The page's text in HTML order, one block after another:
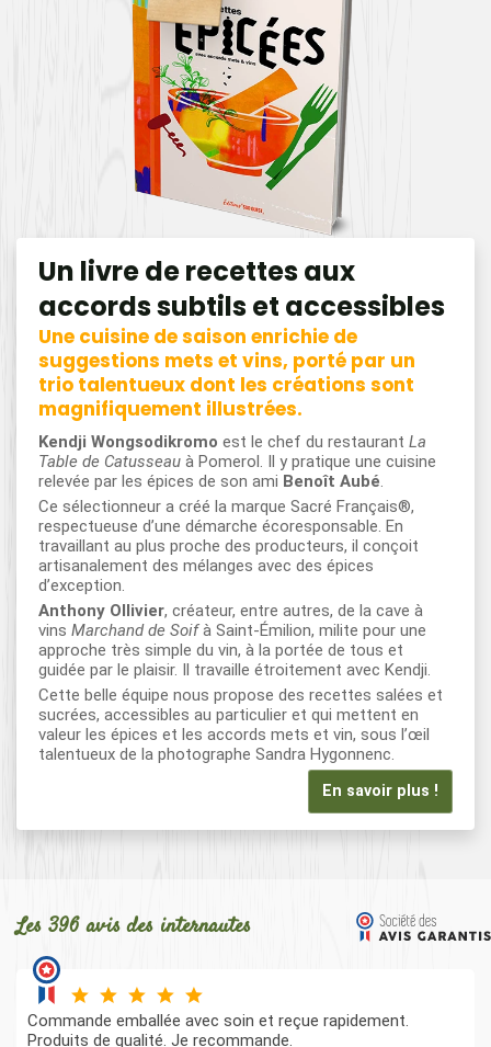
Un livre de recettes aux
accords subtils et accessibles
Une cuisine de saison enrichie de
suggestions mets et vins, porté par un
trio talentueux dont les créations sont
magnifiquement illustrées.
Kendji Wongsodikromo est le chef du restaurant La
Table de Catusseau à Pomerol. Il y pratique une cuisine
relevée par les épices de son ami Benoît Aubé.
Ce sélectionneur a créé la marque Sacré Français®,
respectueuse d’une démarche écoresponsable. En
travaillant au plus proche des producteurs, il conçoit
artisanalement des mélanges avec des épices
d’exception.
Anthony Ollivier, créateur, entre autres, de la cave à
vins Marchand de Soifà Saint-Émilion, milite pour une
approche très simple du vin, à la portée de tous et
guidée par le plaisir. Il travaille étroitement avec Kendji.
Cette belle équipe nous propose des recettes salées et
sucrées, accessibles au particulier et qui mettent en
valeur les épices et les accords mets et vin, sous l’œil
talentueux de la photographe Sandra Hygonnenc.
En savoir plus !
Les 396 avis des internautes
Commande emballée avec soin et reçue rapidement.
Produits de qualité. Je recommande.